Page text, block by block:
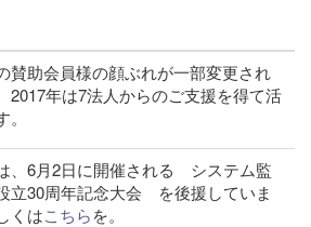
賛助会員様の顔ぶれが一部変更され
2017年は7法人からのご支援を得て活
、6月2日に開催される システム監
立30周年記念大会 を後援していま
くはこちらを。